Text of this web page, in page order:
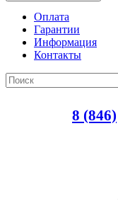
Оплата
Гарантии
Информация
Контакты
8 (846)